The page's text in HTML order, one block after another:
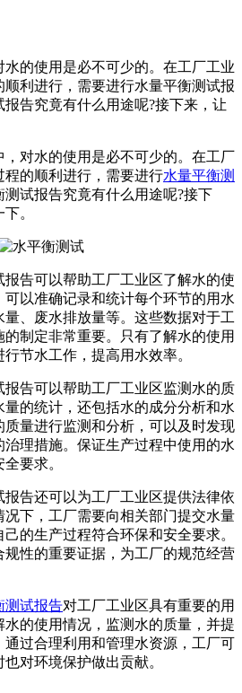
的使用是必不可少的。在工厂工业
顺利进行，需要进行水量平衡测试报
告究竟有什么用途呢?接下来，让
对水的使用是必不可少的。在工厂
的顺利进行，需要进行水量平衡测
试报告究竟有什么用途呢?接下
。
告可以帮助工厂工业区了解水的使
可以准确记录和统计每个环节的用水
、废水排放量等。这些数据对于工
制定非常重要。只有了解水的使用
节水工作，提高用水效率。
告可以帮助工厂工业区监测水的质
的统计，还包括水的成分分析和水
质量进行监测和分析，可以及时发现
理措施。保证生产过程中使用的水
要求。
告还可以为工厂工业区提供法律依
下，工厂需要向相关部门提交水量
的生产过程符合环保和安全要求。
性的重要证据，为工厂的规范经营
测试报告对工厂工业区具有重要的用
的使用情况，监测水的质量，并提
过合理利用和管理水资源，工厂可
对环境保护做出贡献。